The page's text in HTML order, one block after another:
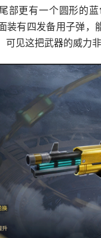
部更有一个圆形的
装有四发备用子弹，
可见这把武器的威力非